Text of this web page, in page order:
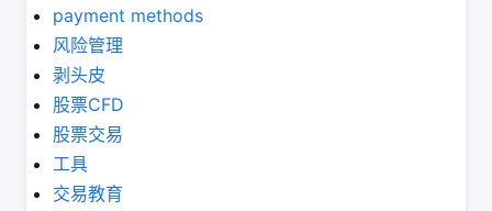
payment methods
风险管理
剥头皮
股票CFD
股票交易
工具
交易教育